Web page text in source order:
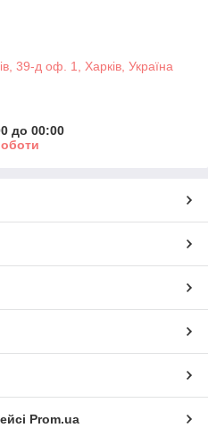
39-д оф. 1, Харків, Україна
до 00:00
Prom.ua